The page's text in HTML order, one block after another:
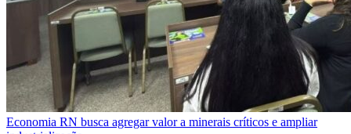
Economia RN busca agregar valor a minerais críticos e ampliar